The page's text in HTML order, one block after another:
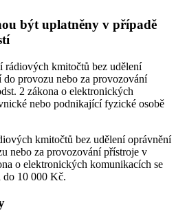
být uplatněny v případě
rádiových kmitočtů bez udělení
do provozu nebo za provozování
2 zákona o elektronických
nebo podnikající fyzické osobě
kmitočtů bez udělení oprávnění
nebo za provozování přístroje v
o elektronických komunikacích se
do 10 000 Kč.